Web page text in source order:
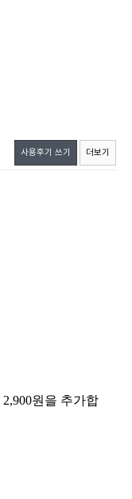
사용후기 쓰기 더보기
원을 추가합